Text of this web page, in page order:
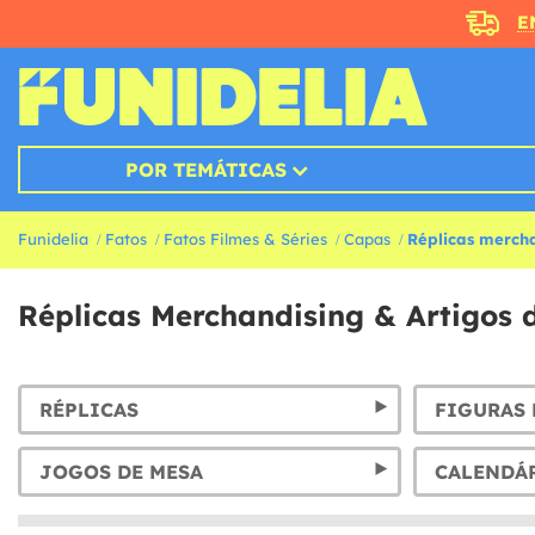
POR TEMÁTICAS
Funidelia Fatos Fatos Filmes & Séries Capas Réplicas
Réplicas Merchandising & Artigos
RÉPLICAS FIGURAS
JOGOS DE MESA